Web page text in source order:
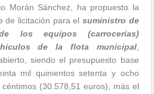
Morán Sánchez, ha propuesto la
de licitación para el suministro de
de los equipos (carrocerías)
de la flota municipal,
siendo el presupuesto base
mil quinientos setenta y ocho
(30.578,51 euros), más el